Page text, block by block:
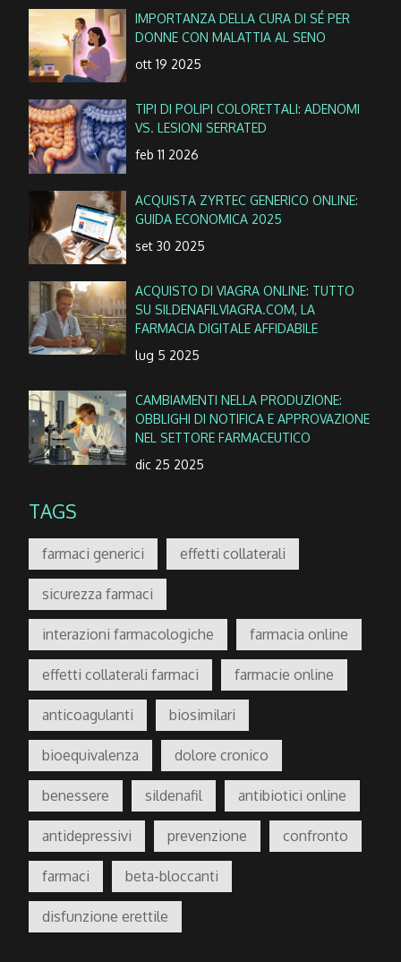
IMPORTANZA DELLA CURA DI SÉ PER
DONNE CON MALATTIA AL SENO
ott 19 2025
TIPI DI POLIPI COLORETTALI: ADENOMI
VS. LESIONI SERRATED
feb 11 2026
ACQUISTA ZYRTEC GENERICO ONLINE:
GUIDA ECONOMICA 2025
set 30 2025
ACQUISTO DI VIAGRA ONLINE: TUTTO
SU SILDENAFILVIAGRA.COM, LA
FARMACIA DIGITALE AFFIDABILE
lug 5 2025
CAMBIAMENTI NELLA PRODUZIONE:
OBBLIGHI DI NOTIFICA E APPROVAZIONE
NEL SETTORE FARMACEUTICO
dic 25 2025
TAGS
farmaci generici effetti collaterali
sicurezza farmaci
interazioni farmacologiche farmacia online
effetti collaterali farmaci farmacie online
anticoagulanti biosimilari
bioequivalenza dolore cronico
benessere sildenafil antibiotici online
antidepressivi prevenzione confronto
farmaci beta-bloccanti
disfunzione erettile